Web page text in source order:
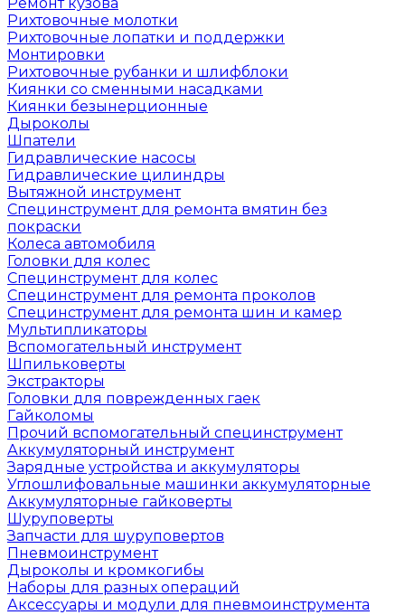
Рихтовочные молотки
Рихтовочные лопатки и поддержки
Монтировки
Рихтовочные рубанки и шлифблоки
Киянки со сменными насадками
Киянки безынерционные
Дыроколы
Шпатели
Гидравлические насосы
Гидравлические цилиндры
Вытяжной инструмент
Специнструмент для ремонта вмятин без
покраски
Колеса автомобиля
Головки для колес
Специнструмент для колес
Специнструмент для ремонта проколов
Специнструмент для ремонта шин и камер
Мультипликаторы
Вспомогательный инструмент
Шпильковерты
Экстракторы
Головки для поврежденных гаек
Гайколомы
Прочий вспомогательный специнструмент
Аккумуляторный инструмент
Зарядные устройства и аккумуляторы
Углошлифовальные машинки аккумуляторные
Аккумуляторные гайковерты
Шуруповерты
Запчасти для шуруповертов
Пневмоинструмент
Дыроколы и кромкогибы
Наборы для разных операций
Аксессуары и модули для пневмоинструмента